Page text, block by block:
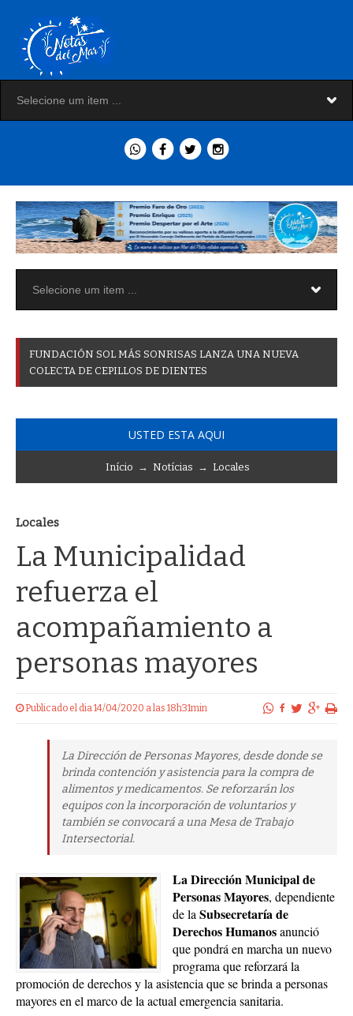
FUNDACIÓN SOL MÁS SONRISAS LANZA UNA NUEVA
COLECTA DE CEPILLOS DE DIENTES
USTED ESTA AQUI
Início → Notícias → Locales
Locales
La Municipalidad
refuerza el
acompañamiento a
personas mayores
Publicado el dia 14/04/2020 a las 18h31min
La Dirección de Personas Mayores, desde donde se
brinda contención y asistencia para la compra de
alimentos y medicamentos. Se reforzarán los
equipos con la incorporación de voluntarios y
también se convocará a una Mesa de Trabajo
Intersectorial.
La Dirección Municipal de
Personas Mayores, dependiente
de laSubsecretaría de
Derechos Humanosanunció
que pondrá en marcha un nuevo
programa que reforzará la
promoción de derechos y la asistencia que se brinda a personas
mayores en el marco de la actual emergencia sanitaria.